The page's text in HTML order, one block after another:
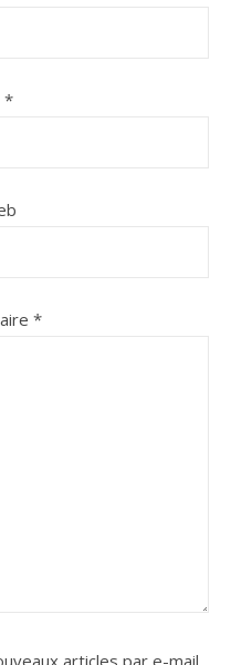
*
*
articles par e-mail.